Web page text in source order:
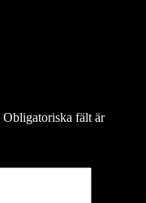
Obligatoriska fält är